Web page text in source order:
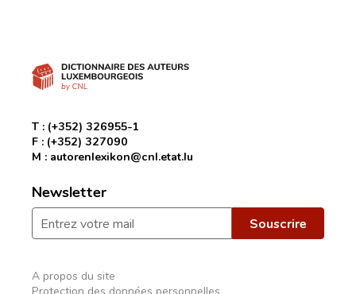
T : (+352) 326955-1
F : (+352) 327090
M : autorenlexikon@cnl.etat.lu
Newsletter
A propos du site
Protection des données personnelles